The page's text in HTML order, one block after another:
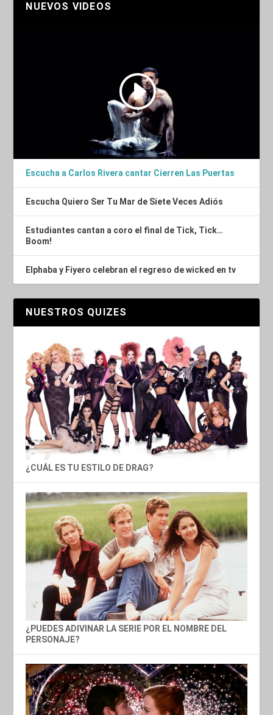
NUEVOS VIDEOS
Escucha a Carlos Rivera cantar Cierren Las Puertas
Escucha Quiero Ser Tu Mar de Siete Veces Adiós
Estudiantes cantan a coro el final de Tick, Tick…
Boom!
Elphaba y Fiyero celebran el regreso de wicked en tv
NUESTROS QUIZES
¿CUÁL ES TU ESTILO DE DRAG?
¿PUEDES ADIVINAR LA SERIE POR EL NOMBRE DEL
PERSONAJE?